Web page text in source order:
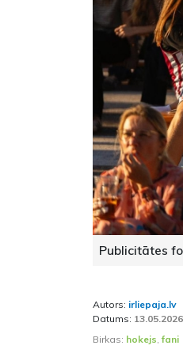
Publicitātes
Autors: irliepaja.lv
Datums: 13.05.2026
Birkas: hokejs,fani